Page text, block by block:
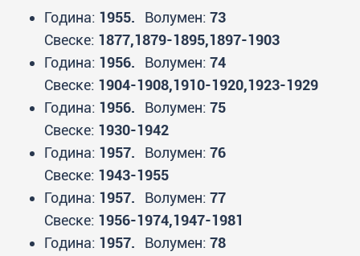
Година: 1955. Волумен: 73
Свеске: 1877,1879-1895,1897-1903
Година: 1956. Волумен: 74
Свеске: 1904-1908,1910-1920,1923-1929
Година: 1956. Волумен: 75
Свеске: 1930-1942
Година: 1957. Волумен: 76
Свеске: 1943-1955
Година: 1957. Волумен: 77
Свеске: 1956-1974,1947-1981
Година: 1957. Волумен: 78